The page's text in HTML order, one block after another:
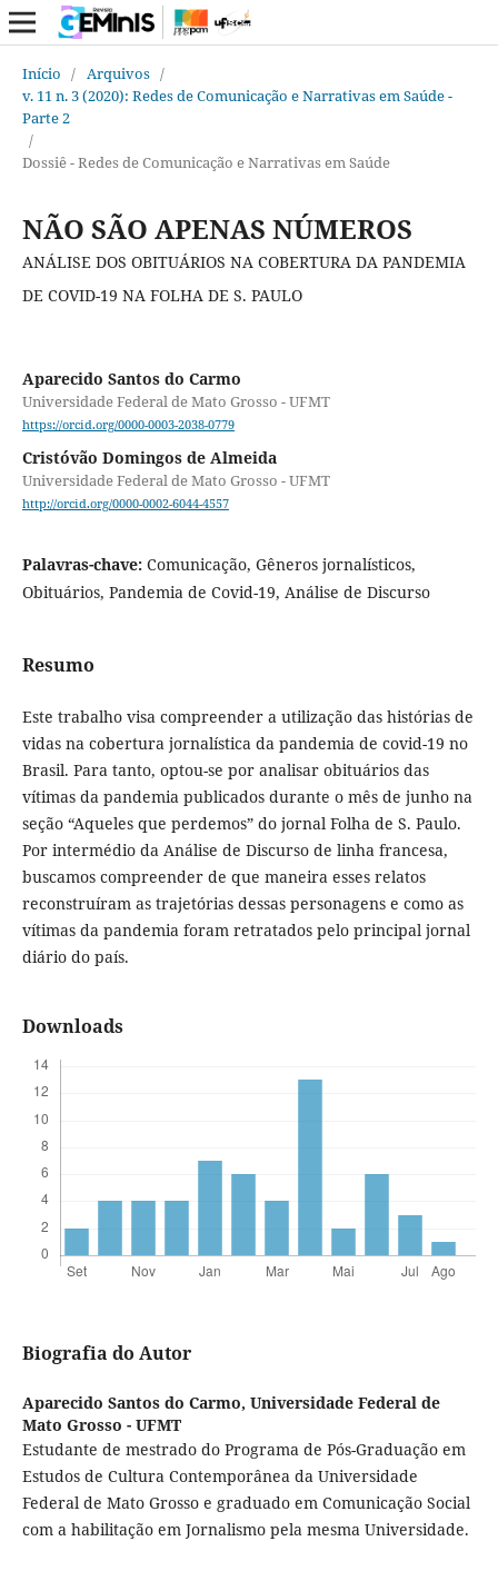
Início / Arquivos /
v. 11 n. 3 (2020): Redes de Comunicação e Narrativas em Saúde -
Parte 2
/
Dossiê - Redes de Comunicação e Narrativas em Saúde
NÃO SÃO APENAS NÚMEROS
ANÁLISE DOS OBITUÁRIOS NA COBERTURA DA PANDEMIA
DE COVID-19 NA FOLHA DE S. PAULO
Aparecido Santos do Carmo
Universidade Federal de Mato Grosso - UFMT
https://orcid.org/0000-0003-2038-0779
Cristóvão Domingos de Almeida
Universidade Federal de Mato Grosso - UFMT
http://orcid.org/0000-0002-6044-4557
Palavras-chave: Comunicação, Gêneros jornalísticos,
Obituários, Pandemia de Covid-19, Análise de Discurso
Resumo
Este trabalho visa compreender a utilização das histórias de
vidas na cobertura jornalística da pandemia de covid-19 no
Brasil. Para tanto, optou-se por analisar obituários das
vítimas da pandemia publicados durante o mês de junho na
seção “Aqueles que perdemos” do jornal Folha de S. Paulo.
Por intermédio da Análise de Discurso de linha francesa,
buscamos compreender de que maneira esses relatos
reconstruíram as trajetórias dessas personagens e como as
vítimas da pandemia foram retratados pelo principal jornal
diário do país.
Downloads
Biografia do Autor
Aparecido Santos do Carmo, Universidade Federal de
Mato Grosso - UFMT
Estudante de mestrado do Programa de Pós-Graduação em
Estudos de Cultura Contemporânea da Universidade
Federal de Mato Grosso e graduado em Comunicação Social
com a habilitação em Jornalismo pela mesma Universidade.